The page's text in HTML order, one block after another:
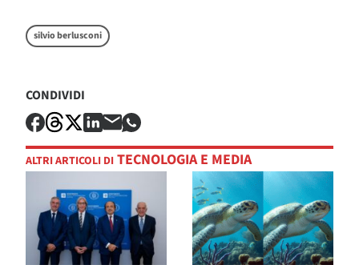
silvio berlusconi
CONDIVIDI
ALTRI ARTICOLI DI TECNOLOGIA E MEDIA